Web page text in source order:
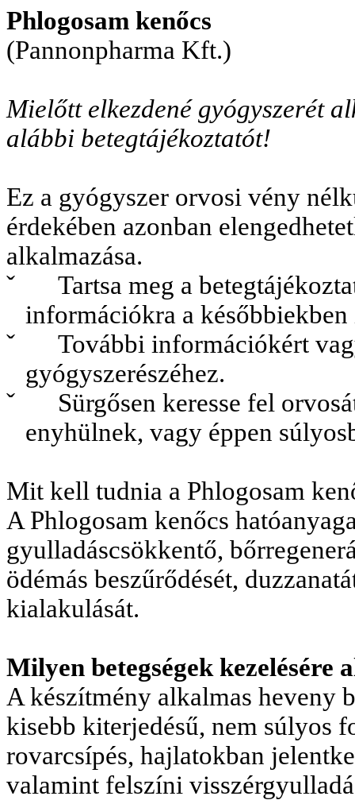
Phlogosam kenőcs
(Pannonpharma Kft.)
Mielőtt elkezdené gyógyszerét
alábbi betegtájékoztatót!
Ez a gyógyszer orvosi vény
érdekében azonban
alkalmazása.
ˇ
Tartsa meg a
információkra a későbbiekben
ˇ
További információkért
gyógyszerészéhez.
ˇ
Sürgősen keresse fel
enyhülnek, vagy éppen
Mit kell tudnia a Phlogosam
A Phlogosam kenőcs
gyulladáscsökkentő,
ödémás beszűrődését,
kialakulását.
Milyen betegségek kezelésére
A készítmény alkalmas heveny
kisebb kiterjedésű, nem súlyos
rovarcsípés, hajlatokban
valamint felszíni